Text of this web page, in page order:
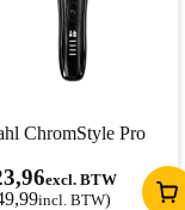
ChromStyle Pro
excl. BTW
incl. BTW)